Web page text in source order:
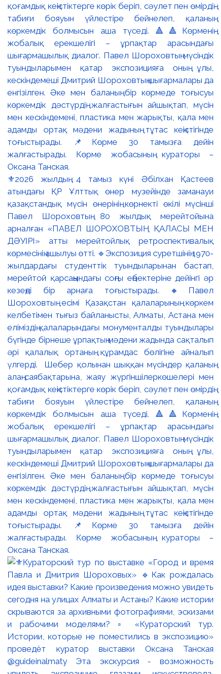
⚜️2026 жылдың 4 тамыз күні Әбілхан Қастеев
атындағы ҚР Ұлттық өнер музейінде заманауи
қазақстандық мүсін өнерінің көрнекті өкілі мүсінші
Павел Шороховтың 80 жылдық мерейтойына
арналған «ПАВЕЛ ШОРОХОВТЫҢ ҚАЛАСЫ МЕН
ДӘУІРІ» атты мерейтойлық ретроспективалық
көрмесінің ашылуы өтті. 🔹Экспозиция суретшінің 1970-
жылдардағы студенттік туындыларынан бастап,
мерейтой қарсаңындағы соңғы еңбектеріне дейінгі әр
кезеңді бір арнаға тоғыстырады. 🔸Павел
Шороховтың есімі Қазақстан қалаларының көркем
келбетімен тығыз байланысты, Алматы, Астана мен
еліміздің қалаларындағы монументалды туындылары
бүгінде бірнеше ұрпақтың мәдени жадында сақталып
әрі қалалық ортаның құрамдас бөлігіне айналып
үлгерді. Шебер қолынан шыққан мүсіндер қаланың
алаң-саябақтарына, жаяу жүргіншілеркөшелері мен
қоғамдық кеңістіктерге көрік беріп, сәулет пен өмірдің
табиғи бояуын үйлестіре бейнелеп, қаланың
көркемдік болмысын аша түседі. 🔺🔺Көрменің
жобалық ерекшелігі – ұрпақтар арасындағы
шығармашылық диалог. Павел Шороховтың мүсіндік
туындыларымен қатар экспозицияға оның ұлы,
кескіндемеші Дмитрий Шороховтың шығармалары да
енгізілген. Әке мен баланың бір көрмеде тоғысуы
көркемдік дәстүрдің жалғастығын айшықтап, мүсін
мен кескіндемені, пластика мен жарықты, қала мен
адамды ортақ мәдени жадының тұтас кеңістігінде
тоғыстырады. 📌Көрме 30 тамызға дейін
жалғастырады. Көрме жобасының кураторы –
Оксана Танская.